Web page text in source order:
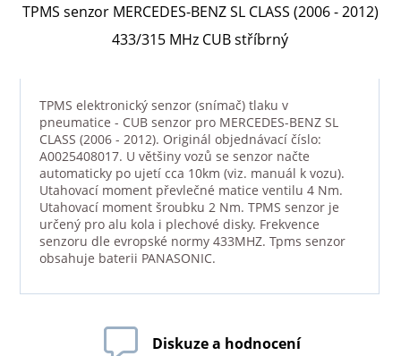
TPMS senzor MERCEDES-BENZ SL CLASS (2006 - 2012)
433/315 MHz CUB stříbrný
TPMS elektronický senzor (snímač) tlaku v
pneumatice - CUB senzor pro MERCEDES-BENZ SL
CLASS (2006 - 2012). Originál objednávací číslo:
A0025408017. U většiny vozů se senzor načte
automaticky po ujetí cca 10km (viz. manuál k vozu).
Utahovací moment převlečné matice ventilu 4 Nm.
Utahovací moment šroubku 2 Nm. TPMS senzor je
určený pro alu kola i plechové disky. Frekvence
senzoru dle evropské normy 433MHZ. Tpms senzor
obsahuje baterii PANASONIC.
Diskuze a hodnocení